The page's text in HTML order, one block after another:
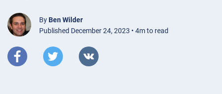
By Ben Wilder
Published December 24, 2023 • 4m to read